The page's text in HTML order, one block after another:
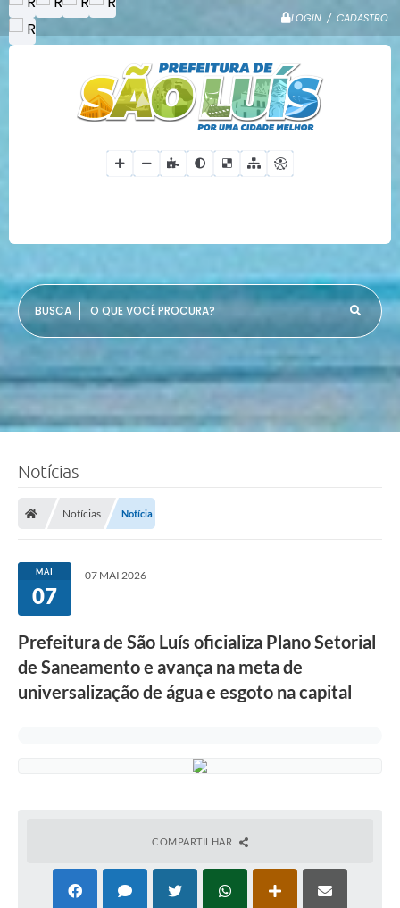
LOGIN / CADASTRO
O QUE VOCÊ PROCURA?
Notícias
Notícias Notícia
MAI
07
07 MAI 2026
Prefeitura de São Luís oficializa Plano Setorial
de Saneamento e avança na meta de
universalização de água e esgoto na capital
COMPARTILHAR